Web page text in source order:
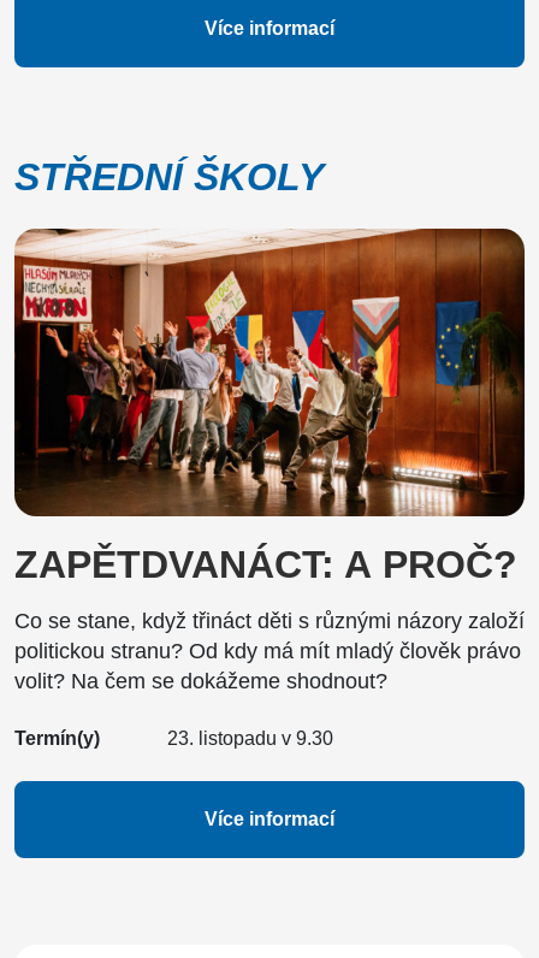
Více informací
STŘEDNÍ ŠKOLY
ZAPĚTDVANÁCT: A PROČ?
Co se stane, když třináct děti s různými názory založí
politickou stranu? Od kdy má mít mladý člověk právo
volit? Na čem se dokážeme shodnout?
Termín(y) 23. listopadu v 9.30
Více informací